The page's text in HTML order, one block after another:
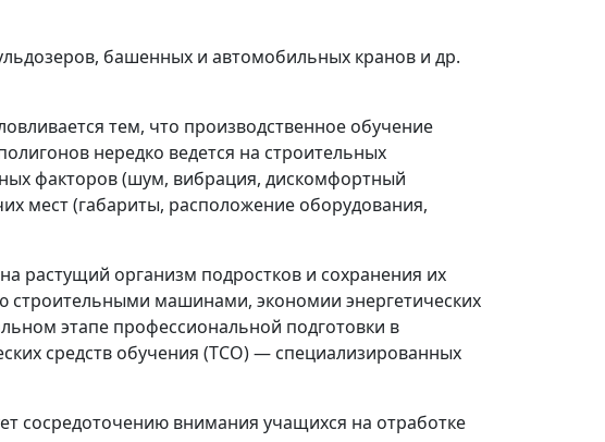
башенных и автомобильных кранов и др.
тем, что производственное обучение
нередко ведется на строительных
факторов (шум, вибрация, дискомфортный
мест (габариты, расположение оборудования,
растущий организм подростков и сохранения их
строительными машинами, экономии энергетических
этапе профессиональной подготовки в
средств обучения (ТСО)— специализированных
сосредоточению внимания учащихся на отработке